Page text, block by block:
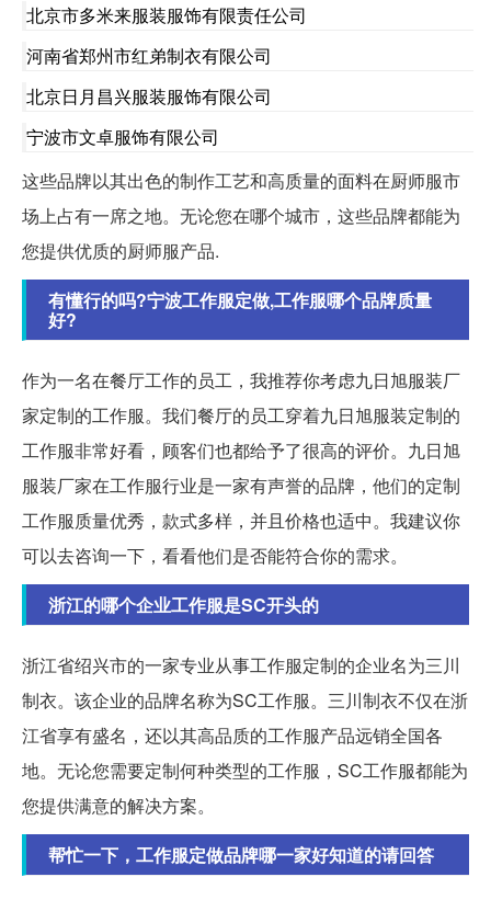
北京市多米来服装服饰有限责任公司
河南省郑州市红弟制衣有限公司
北京日月昌兴服装服饰有限公司
宁波市文卓服饰有限公司
这些品牌以其出色的制作工艺和高质量的面料在厨师服市
场上占有一席之地。无论您在哪个城市，这些品牌都能为
您提供优质的厨师服产品.
有懂行的吗?宁波工作服定做,工作服哪个品牌质量
好?
作为一名在餐厅工作的员工，我推荐你考虑九日旭服装厂
家定制的工作服。我们餐厅的员工穿着九日旭服装定制的
工作服非常好看，顾客们也都给予了很高的评价。九日旭
服装厂家在工作服行业是一家有声誉的品牌，他们的定制
工作服质量优秀，款式多样，并且价格也适中。我建议你
可以去咨询一下，看看他们是否能符合你的需求。
浙江的哪个企业工作服是SC开头的
浙江省绍兴市的一家专业从事工作服定制的企业名为三川
制衣。该企业的品牌名称为SC工作服。三川制衣不仅在浙
江省享有盛名，还以其高品质的工作服产品远销全国各
地。无论您需要定制何种类型的工作服，SC工作服都能为
您提供满意的解决方案。
帮忙一下，工作服定做品牌哪一家好知道的请回答